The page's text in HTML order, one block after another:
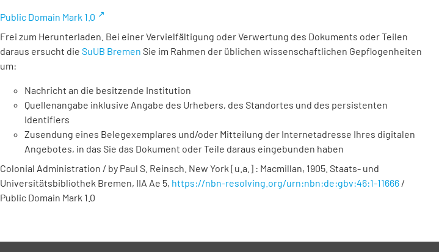
Public Domain Mark 1.0
Frei zum Herunterladen. Bei einer Vervielfältigung oder Verwertung des Dokuments oder Teilen
daraus ersucht die SuUB Bremen Sie im Rahmen der üblichen wissenschaftlichen Gepflogenheiten
um:
Nachricht an die besitzende Institution
Quellenangabe inklusive Angabe des Urhebers, des Standortes und des persistenten
Identifiers
Zusendung eines Belegexemplares und/oder Mitteilung der Internetadresse Ihres digitalen
Angebotes, in das Sie das Dokument oder Teile daraus eingebunden haben
Colonial Administration / by Paul S. Reinsch. New York [u.a.] : Macmillan, 1905. Staats- und
Universitätsbibliothek Bremen, IIA Ae 5, https://nbn-resolving.org/urn:nbn:de:gbv:46:1-11666 /
Public Domain Mark 1.0